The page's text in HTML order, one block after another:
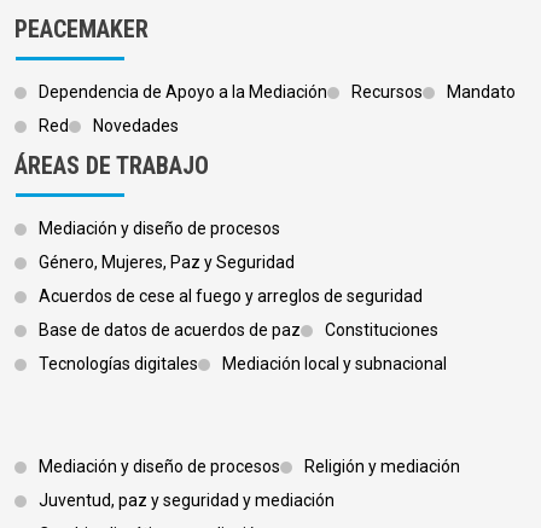
PEACEMAKER
Dependencia de Apoyo a la Mediación Recursos
Mandato
Red
Novedades
ÁREAS DE TRABAJO
Mediación y diseño de procesos
Género, Mujeres, Paz y Seguridad
Acuerdos de cese al fuego y arreglos de seguridad
Base de datos de acuerdos de paz
Constituciones
Tecnologías digitales
Mediación local y subnacional
Footer 3
Mediación y diseño de procesos
Religión y mediación
Juventud, paz y seguridad y mediación